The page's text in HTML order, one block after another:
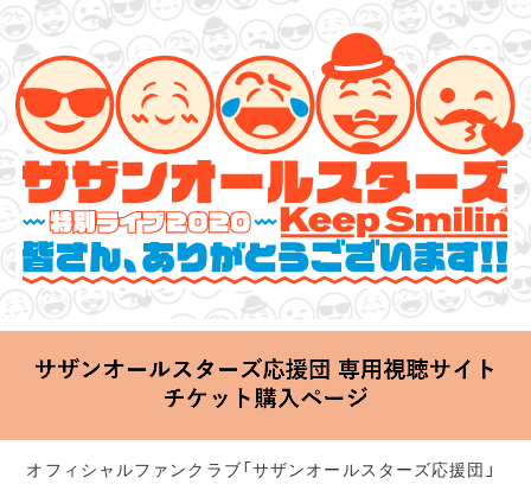
サザンオールスターズ 特別ライブ 2020
「Keep Smilin’～皆さん、ありがとうございます!!～」
2020.06.25 Thu 20:00 Start at 横浜アリーナ
オフィシャルファンクラブ「サザンオールスターズ応援団」